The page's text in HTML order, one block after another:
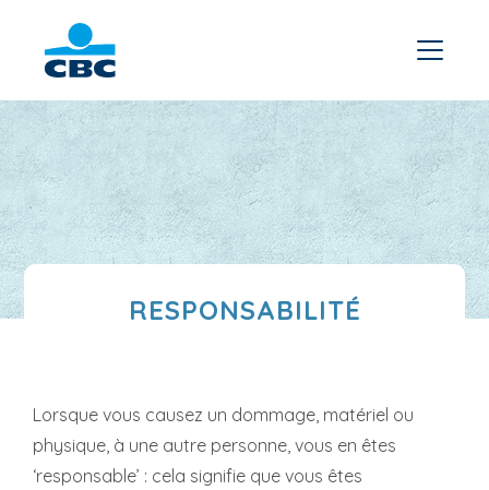
RESPONSABILITÉ
Lorsque vous causez un dommage, matériel ou
physique, à une autre personne, vous en êtes
‘responsable’ : cela signifie que vous êtes